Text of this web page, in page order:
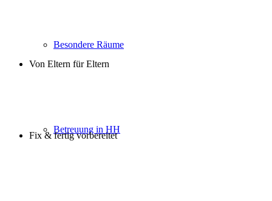
Besondere Räume
Betreuung in HH
Von Eltern für Eltern
Fix & fertig vorbereitet